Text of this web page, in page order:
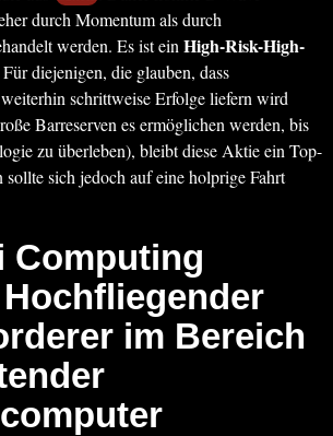
durch Momentum als durch
werden. Es ist ein High-Risk-High-
diejenigen, die glauben, dass
schrittweise Erfolge liefern wird
Barreserven es ermöglichen werden, bis
zu überleben), bleibt diese Aktie ein Top-
sich jedoch auf eine holprige Fahrt
Computing
im Bereich